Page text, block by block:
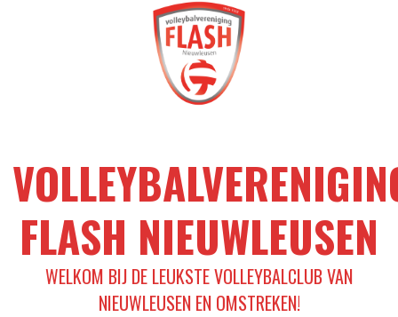
FLASH NIEUWLEUSEN
WELKOM BIJ DE LEUKSTE VOLLEYBALCLUB VAN
NIEUWLEUSEN EN OMSTREKEN!